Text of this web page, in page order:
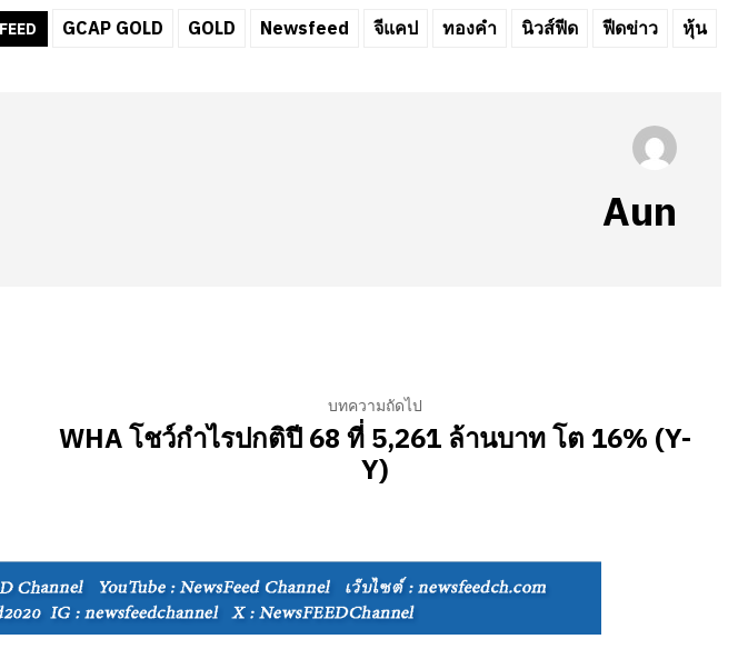
GCAP GOLD GOLD Newsfeed จีแคป ทองคำ นิวส์ฟีด ฟีดข่าว หุ้น
Aun
บทความถัดไป
WHA โชว์กำไรปกติปี 68 ที่ 5,261 ล้านบาท โต 16% (Y-
Y)